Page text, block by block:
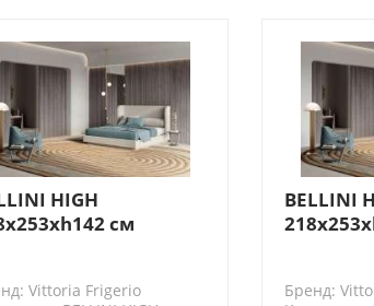
HIGH
см
Vittoria Frigerio
BELLINI
Бренд: